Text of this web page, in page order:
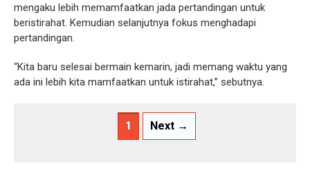
mengaku lebih memamfaatkan jada pertandingan untuk
beristirahat. Kemudian selanjutnya fokus menghadapi
pertandingan.
“Kita baru selesai bermain kemarin, jadi memang waktu yang
ada ini lebih kita mamfaatkan untuk istirahat,” sebutnya.
1 Next →